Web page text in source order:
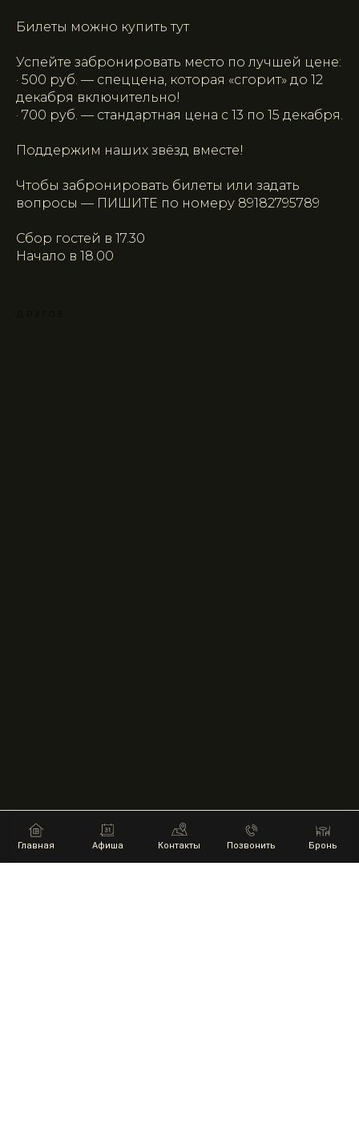
Главная Афиша Контакты Позвонить Бронь
Билеты можно купить тут
Успейте забронировать место по лучшей цене:
· 500 руб. — спеццена, которая «сгорит» до 12
декабря включительно!
· 700 руб. — стандартная цена с 13 по 15 декабря.
Поддержим наших звёзд вместе!
Чтобы забронировать билеты или задать
вопросы — ПИШИТЕ по номеру 89182795789
Сбор гостей в 17.30
Начало в 18.00